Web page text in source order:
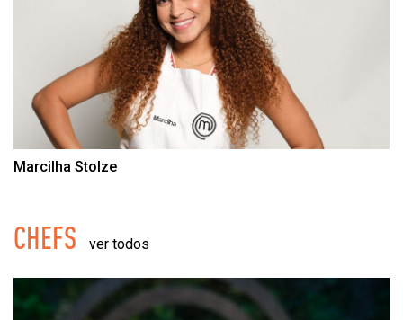
Marcilha Stolze
CHEFS ver todos